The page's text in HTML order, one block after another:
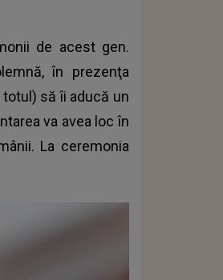
de acest gen.
în prezenţa
să îi aducă un
va avea loc în
La ceremonia